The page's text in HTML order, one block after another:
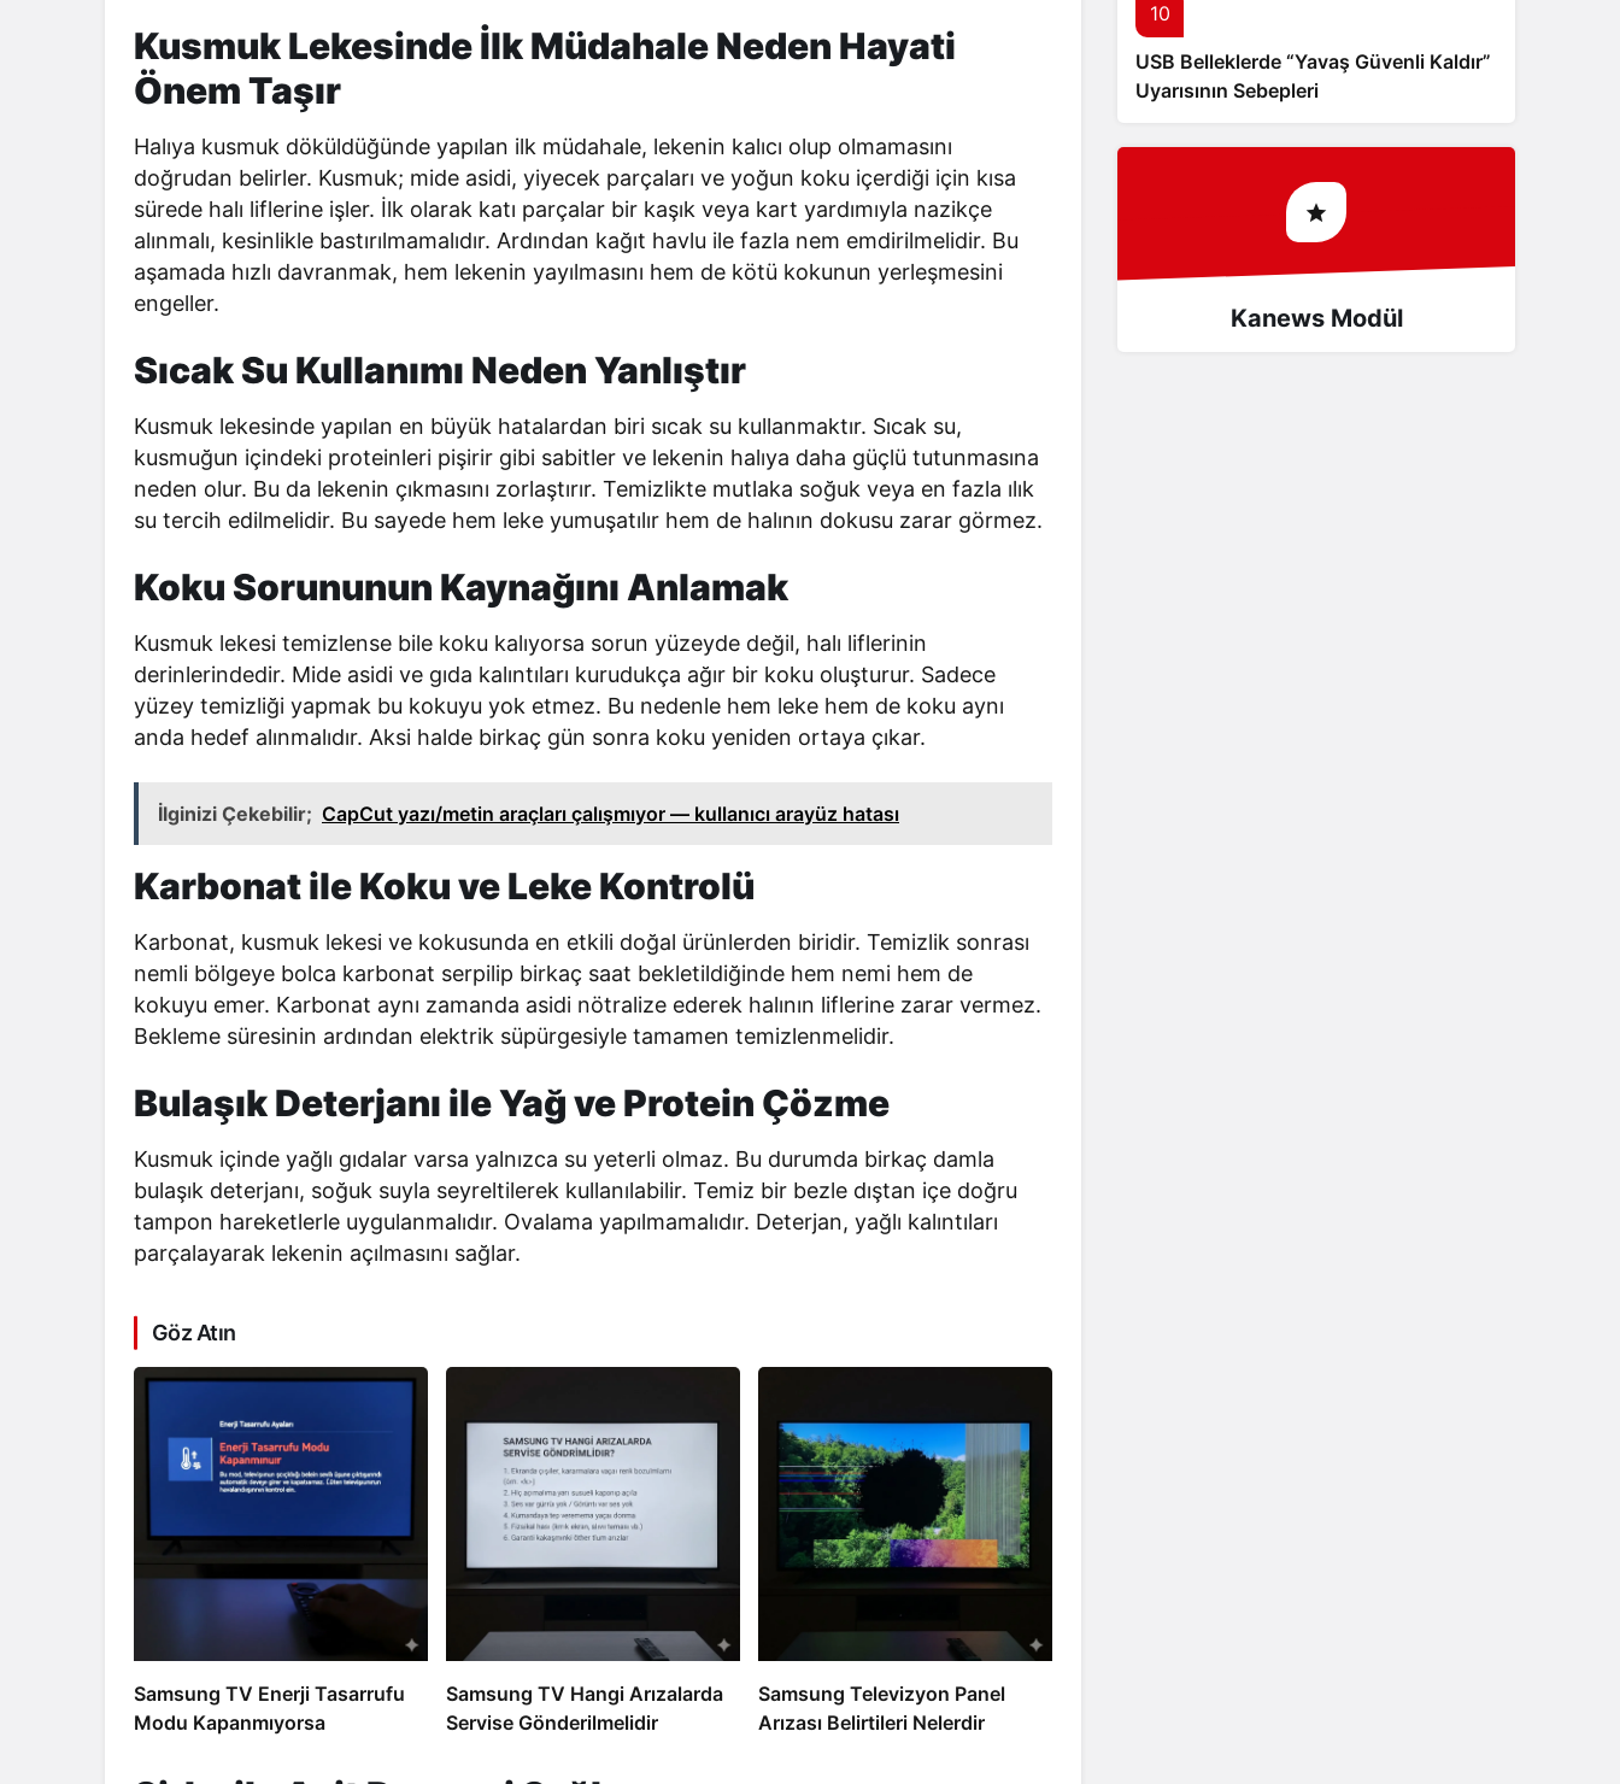
Kusmuk Lekesinde İlk Müdahale Neden Hayati
Önem Taşır
Halıya kusmuk döküldüğünde yapılan ilk müdahale, lekenin kalıcı olup olmamasını
doğrudan belirler. Kusmuk; mide asidi, yiyecek parçaları ve yoğun koku içerdiği için kısa
sürede halı liflerine işler. İlk olarak katı parçalar bir kaşık veya kart yardımıyla nazikçe
alınmalı, kesinlikle bastırılmamalıdır. Ardından kağıt havlu ile fazla nem emdirilmelidir. Bu
aşamada hızlı davranmak, hem lekenin yayılmasını hem de kötü kokunun yerleşmesini
engeller.
Sıcak Su Kullanımı Neden Yanlıştır
Kusmuk lekesinde yapılan en büyük hatalardan biri sıcak su kullanmaktır. Sıcak su,
kusmuğun içindeki proteinleri pişirir gibi sabitler ve lekenin halıya daha güçlü tutunmasına
neden olur. Bu da lekenin çıkmasını zorlaştırır. Temizlikte mutlaka soğuk veya en fazla ılık
su tercih edilmelidir. Bu sayede hem leke yumuşatılır hem de halının dokusu zarar görmez.
Koku Sorununun Kaynağını Anlamak
Kusmuk lekesi temizlense bile koku kalıyorsa sorun yüzeyde değil, halı liflerinin
derinlerindedir. Mide asidi ve gıda kalıntıları kurudukça ağır bir koku oluşturur. Sadece
yüzey temizliği yapmak bu kokuyu yok etmez. Bu nedenle hem leke hem de koku aynı
anda hedef alınmalıdır. Aksi halde birkaç gün sonra koku yeniden ortaya çıkar.
İlginizi Çekebilir; CapCut yazı/metin araçları çalışmıyor — kullanıcı arayüz hatası
Karbonat ile Koku ve Leke Kontrolü
Karbonat, kusmuk lekesi ve kokusunda en etkili doğal ürünlerden biridir. Temizlik sonrası
nemli bölgeye bolca karbonat serpilip birkaç saat bekletildiğinde hem nemi hem de
kokuyu emer. Karbonat aynı zamanda asidi nötralize ederek halının liflerine zarar vermez.
Bekleme süresinin ardından elektrik süpürgesiyle tamamen temizlenmelidir.
Bulaşık Deterjanı ile Yağ ve Protein Çözme
Kusmuk içinde yağlı gıdalar varsa yalnızca su yeterli olmaz. Bu durumda birkaç damla
bulaşık deterjanı, soğuk suyla seyreltilerek kullanılabilir. Temiz bir bezle dıştan içe doğru
tampon hareketlerle uygulanmalıdır. Ovalama yapılmamalıdır. Deterjan, yağlı kalıntıları
parçalayarak lekenin açılmasını sağlar.
Göz Atın
Samsung TV Enerji Tasarrufu
Modu Kapanmıyorsa
Samsung TV Hangi Arızalarda
Servise Gönderilmelidir
Samsung Televizyon Panel
Arızası Belirtileri Nelerdir
10
USB Belleklerde “Yavaş Güvenli Kaldır”
Uyarısının Sebepleri
Kanews Modül